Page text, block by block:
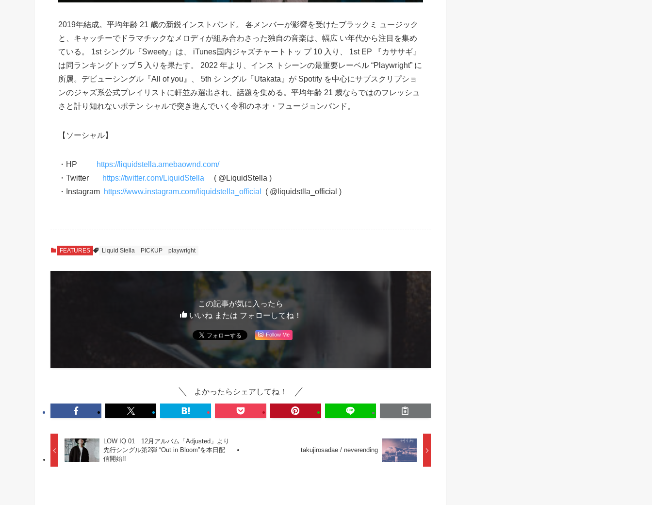
2019年結成。平均年齢 21 歳の新鋭インストバンド。 各メンバーが影響を受けたブラックミ ュージック
と、キャッチーでドラマチックなメロディが組み合わさった独自の音楽は、幅広 い年代から注目を集め
ている。 1st シングル『Sweety』は、 iTunes国内ジャズチャートトッ プ 10 入り、 1st EP 『カササギ』
は同ランキングトップ 5 入りを果たす。 2022 年より、インス トシーンの最重要レーベル “Playwright” に
所属。デビューシングル『All of you』、 5th シ ングル『Utakata』が Spotify を中心にサブスクリプショ
ンのジャズ系公式プレイリストに軒並み選出され、話題を集める。平均年齢 21 歳ならではのフレッシュ
さと計り知れないポテン シャルで突き進んでいく令和のネオ・フュージョンバンド。
【ソーシャル】
・HP
https://liquidstella.amebaownd.com/
・Twitter
https://twitter.com/LiquidStella ( @LiquidStella )
・Instagram https://www.instagram.com/liquidstella_official ( @liquidstlla_official )
FEATURES Liquid Stella PICKUP playwright
この記事が気に入ったら
いいね または フォローしてね！
Follow Me
よかったらシェアしてね！
LOW IQ 01 12月アルバム「Adjusted」より
先行シングル第2弾 “Out in Bloom”を本日配
信開始!!
takujirosadae / neverending